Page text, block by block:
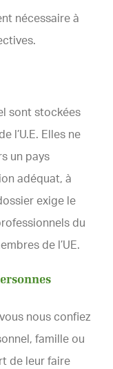
nécessaire à
sont stockées
l’U.E. Elles ne
un pays
adéquat, à
exige le
du
de l’UE.
nous confiez
famille ou
de leur faire